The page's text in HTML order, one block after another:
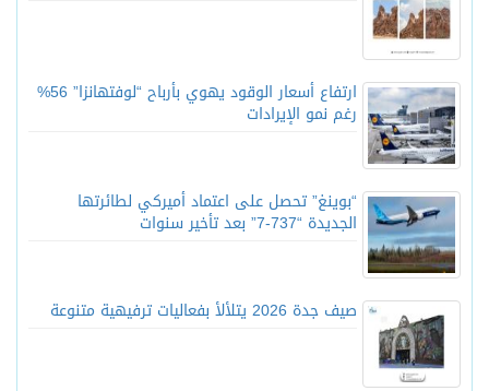
ارتفاع أسعار الوقود يهوي بأرباح “لوفتهانزا” 56%
رغم نمو الإيرادات
“بوينغ” تحصل على اعتماد أميركي لطائرتها
الجديدة “737-7” بعد تأخير سنوات
صيف جدة 2026 يتلألأ بفعاليات ترفيهية متنوعة